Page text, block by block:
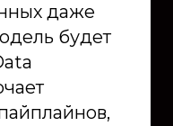
даже
будет